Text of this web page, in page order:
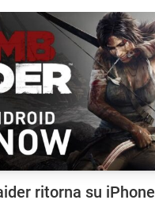
ritorna su iPhone